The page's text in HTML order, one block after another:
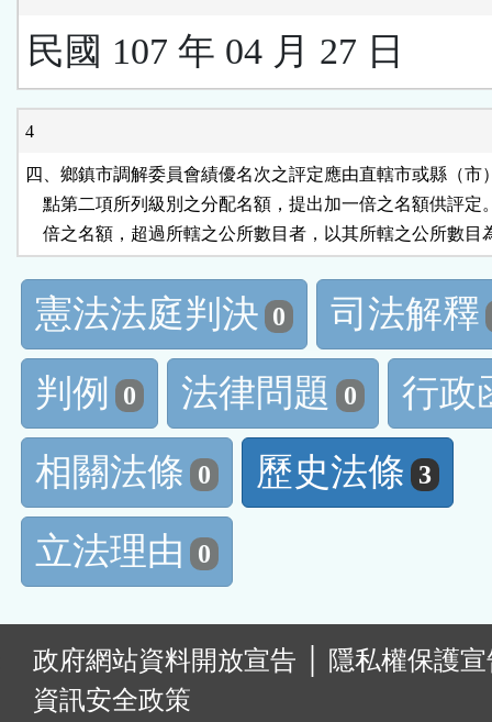
民國 107 年 04 月 27 日
4
四、鄉鎮市調解委員會績優名次之評定應由直轄市或縣（市
點第二項所列級別之分配名額，提出加一倍之名額供評定
倍之名額，超過所轄之公所數目者，以其所轄之公所數目
憲法法庭判決 0
司法解釋
判例
0 法律問題 0
行政
相關法條 0 歷史法條 3
立法理由 0
政府網站資料開放宣告
隱私權保護
資訊安全政策